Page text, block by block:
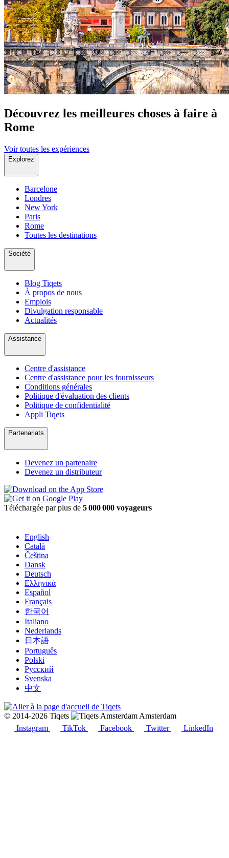
Découvrez les meilleures choses à faire à
Rome
Voir toutes les expériences
Explorez
Barcelone
Londres
New York
Paris
Rome
Toutes les destinations
Société
Blog Tiqets
À propos de nous
Emplois
Divulgation responsable
Actualités
Assistance
Centre d'assistance
Centre d'assistance pour les fournisseurs
Conditions générales
Politique d'évaluation des clients
Politique de confidentialité
Appli Tiqets
Partenariats
Devenez un partenaire
Devenez un distributeur
Téléchargée par plus de 5 000 000 voyageurs
English
Català
Čeština
Dansk
Deutsch
Ελληνικά
Español
Français
한국어
Italiano
Nederlands
日本語
Português
Polski
Русский
Svenska
中文
© 2014-2026 Tiqets
Amsterdam
Instagram
TikTok Facebook Twitter LinkedIn